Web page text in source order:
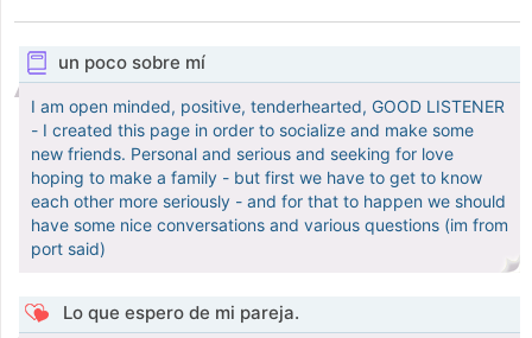
un poco sobre mí
I am open minded, positive, tenderhearted, GOOD LISTENER
- I created this page in order to socialize and make some
new friends. Personal and serious and seeking for love
hoping to make a family - but first we have to get to know
each other more seriously - and for that to happen we should
have some nice conversations and various questions (im from
port said)
Lo que espero de mi pareja.